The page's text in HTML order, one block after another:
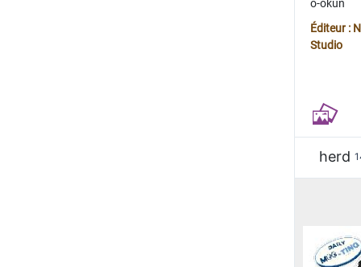
o-okun
Éditeur :
Studio
herd